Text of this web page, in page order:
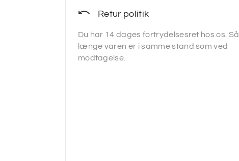
Retur politik
Du har 14 dages fortrydelsesret hos os. Så
længe varen er i samme stand som ved
modtagelse.